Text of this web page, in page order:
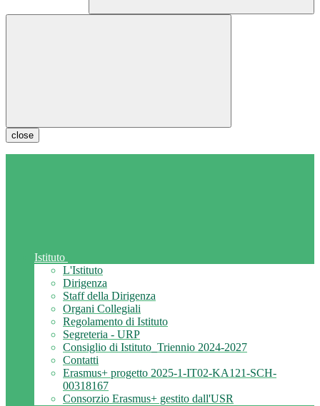
close
Istituto
L'Istituto
Dirigenza
Staff della Dirigenza
Organi Collegiali
Regolamento di Istituto
Segreteria - URP
Consiglio di Istituto_Triennio 2024-2027
Contatti
Erasmus+ progetto 2025-1-IT02-KA121-SCH-
00318167
Consorzio Erasmus+ gestito dall'USR